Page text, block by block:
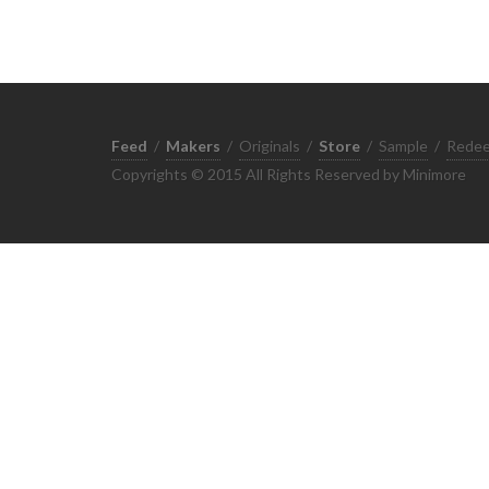
Feed / Makers / Originals / Store / Sample /
Copyrights © 2015 All Rights Reserved by Minimore